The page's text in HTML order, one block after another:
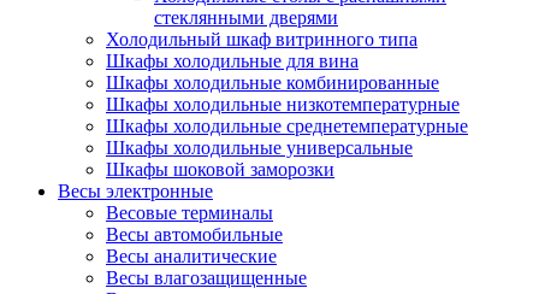
стеклянными дверями
Холодильный шкаф витринного типа
Шкафы холодильные для вина
Шкафы холодильные комбинированные
Шкафы холодильные низкотемпературные
Шкафы холодильные среднетемпературные
Шкафы холодильные универсальные
Шкафы шоковой заморозки
Весы электронные
Весовые терминалы
Весы автомобильные
Весы аналитические
Весы влагозащищенные